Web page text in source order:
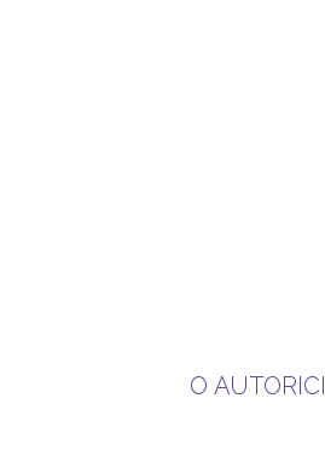
O AUTORICI